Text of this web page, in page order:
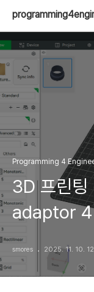
Programming 4
3D 프린
adaptor
smores 2025. 11. 10.